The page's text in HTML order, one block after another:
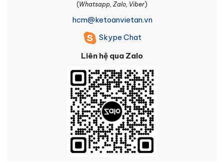
(Whatsapp, Zalo, Viber)
hcm@ketoanvietan.vn
Skype Chat
Liên hệ qua Zalo